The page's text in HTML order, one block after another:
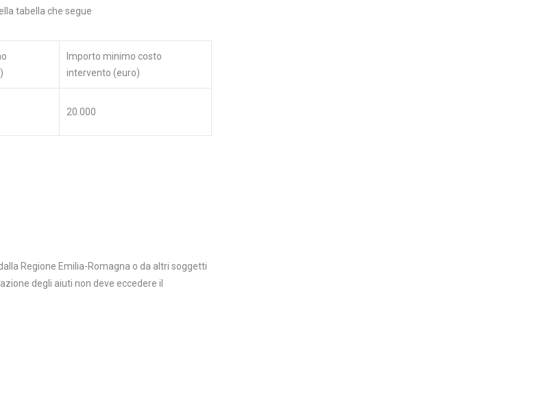
tabella che segue
Importo minimo costo
intervento (euro)
20.000
Regione Emilia-Romagna o da altri soggetti
degli aiuti non deve eccedere il